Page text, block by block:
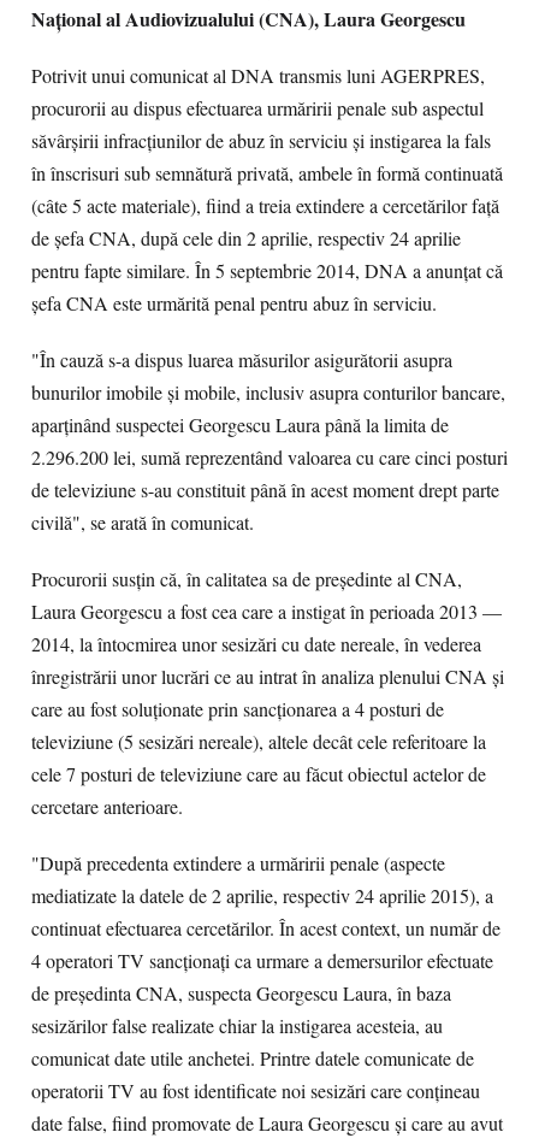
Național al Audiovizualului (CNA), Laura Georgescu
Potrivit unui comunicat al DNA transmis luni AGERPRES,
procurorii au dispus efectuarea urmăririi penale sub aspectul
săvârșirii infracțiunilor de abuz în serviciu și instigarea la fals
în înscrisuri sub semnătură privată, ambele în formă continuată
(câte 5 acte materiale), fiind a treia extindere a cercetărilor față
de șefa CNA, după cele din 2 aprilie, respectiv 24 aprilie
pentru fapte similare. În 5 septembrie 2014, DNA a anunțat că
șefa CNA este urmărită penal pentru abuz în serviciu.
"În cauză s-a dispus luarea măsurilor asigurătorii asupra
bunurilor imobile și mobile, inclusiv asupra conturilor bancare,
aparținând suspectei Georgescu Laura până la limita de
2.296.200 lei, sumă reprezentând valoarea cu care cinci posturi
de televiziune s-au constituit până în acest moment drept parte
civilă", se arată în comunicat.
Procurorii susțin că, în calitatea sa de președinte al CNA,
Laura Georgescu a fost cea care a instigat în perioada 2013 —
2014, la întocmirea unor sesizări cu date nereale, în vederea
înregistrării unor lucrări ce au intrat în analiza plenului CNA și
care au fost soluționate prin sancționarea a 4 posturi de
televiziune (5 sesizări nereale), altele decât cele referitoare la
cele 7 posturi de televiziune care au făcut obiectul actelor de
cercetare anterioare.
"După precedenta extindere a urmăririi penale (aspecte
mediatizate la datele de 2 aprilie, respectiv 24 aprilie 2015), a
continuat efectuarea cercetărilor. În acest context, un număr de
4 operatori TV sancționați ca urmare a demersurilor efectuate
de președinta CNA, suspecta Georgescu Laura, în baza
sesizărilor false realizate chiar la instigarea acesteia, au
comunicat date utile anchetei. Printre datele comunicate de
operatorii TV au fost identificate noi sesizări care conțineau
date false, fiind promovate de Laura Georgescu și care au avut